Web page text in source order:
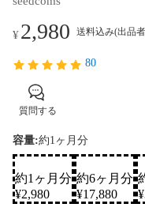
¥2,980 送料込み(出品
80
質問する
容量:約1ヶ月分
SOLD
約1ヶ月分
¥2,980
約6ヶ月分
¥17,880
¥